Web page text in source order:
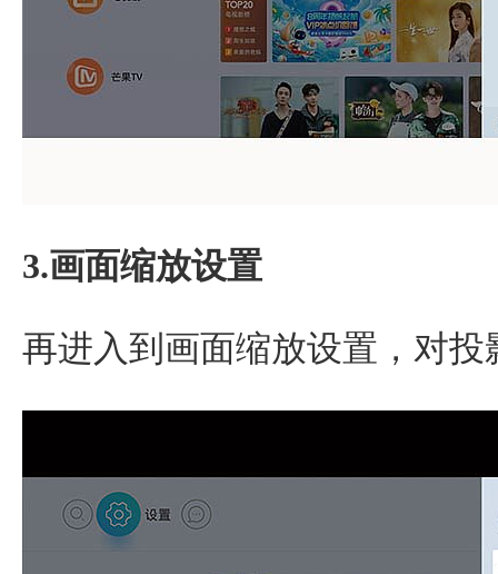
3.画面缩放设置
再进入到画面缩放设置，对